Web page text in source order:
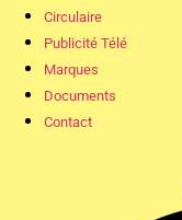
Circulaire
Publicité Télé
Marques
Documents
Contact